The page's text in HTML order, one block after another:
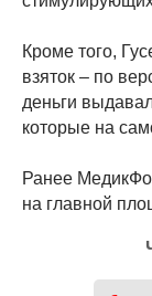
Кроме того,
взяток – по
деньги
которые на
Ранее
на главной